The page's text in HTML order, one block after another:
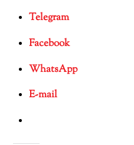
Telegram
Facebook
WhatsApp
E-mail